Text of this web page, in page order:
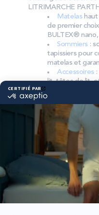
LITRIMARCHE
Matelashaut
de premier
BULTEX®
Sommiers :
tapissiers pour
matelas et
Accessoires:
lit, têtes de lit,
Pourquoi
comme
Bultex est la marque
Son savoir‑faire en
techniques assurent
Les matelas Bultex
En les associant au
obtenez un soutien
votre morphologie.
Pour la chambre